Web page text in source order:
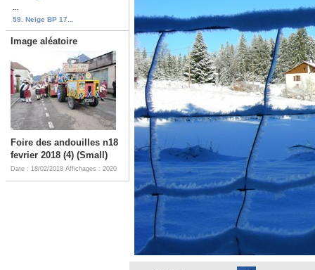
59. Neige BP 17...
Image aléatoire
Foire des andouilles n18
fevrier 2018 (4) (Small)
Date : 18/02/2018 Affichages : 2020